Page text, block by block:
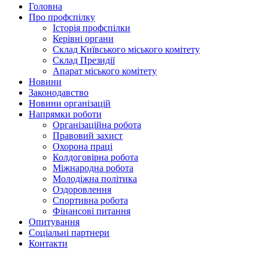
Головна
Про профспілку
Історія профспілки
Керівні органи
Склад Київського міського комітету
Склад Президії
Апарат міського комітету
Новини
Законодавство
Новини організацій
Напрямки роботи
Організаційна робота
Правовий захист
Охорона праці
Колдоговірна робота
Міжнародна робота
Молодіжна політика
Оздоровлення
Спортивна робота
Фінансові питання
Опитування
Соціальні партнери
Контакти